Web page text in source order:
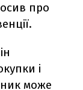
про
і
може